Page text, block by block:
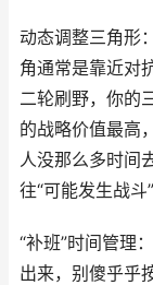
动态调整三角形
角通常是靠近对
二轮刷野，你的
的战略价值最高
人没那么多时间
往“可能发生战斗
“补班”时间管理
出来，别傻乎乎